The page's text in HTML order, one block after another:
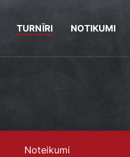
TURNĪRI NOTIKUMI
Noteikumi